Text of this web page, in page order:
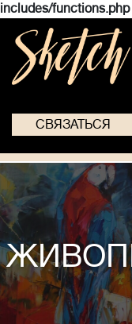
includes/functions.php
СВЯЗАТЬСЯ